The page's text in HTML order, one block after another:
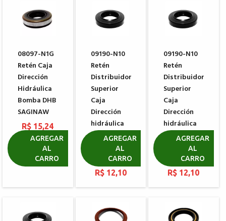
08097-N1G
Retén Caja
Dirección
Hidráulica
Bomba DHB
SAGINAW
R$ 15,24
AGREGAR
AL
CARRO
09190-N10
Retén
Distribuidor
Superior
Caja
Dirección
hidráulica
KOYO
PEUGEOT
R$ 12,10
AGREGAR
AL
CARRO
09190-N10
Retén
Distribuidor
Superior
Caja
Dirección
hidráulica
KOYO
PEUGEOT
R$ 12,10
AGREGAR
AL
CARRO